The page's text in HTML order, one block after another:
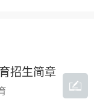
专升本（本科）
招生简章